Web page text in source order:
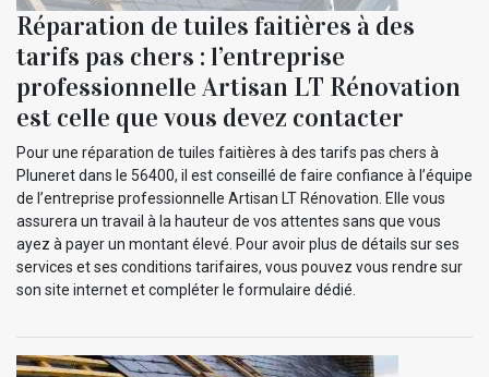
Réparation de tuiles faitières à des
tarifs pas chers : l’entreprise
professionnelle Artisan LT Rénovation
est celle que vous devez contacter
Pour une réparation de tuiles faitières à des tarifs pas chers à
Pluneret dans le 56400, il est conseillé de faire confiance à l’équipe
de l’entreprise professionnelle Artisan LT Rénovation. Elle vous
assurera un travail à la hauteur de vos attentes sans que vous
ayez à payer un montant élevé. Pour avoir plus de détails sur ses
services et ses conditions tarifaires, vous pouvez vous rendre sur
son site internet et compléter le formulaire dédié.